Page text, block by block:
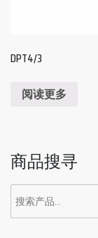
DPT4/3
阅读更多
商品搜寻